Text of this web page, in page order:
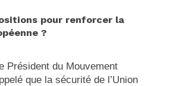
pour renforcer la
?
Président du Mouvement
que la sécurité de l’Union